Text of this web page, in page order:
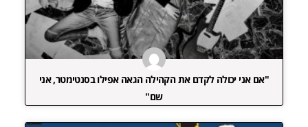
"אם אני יכולה לקדם את הקהילה הגאה אפילו בסנטימטר, אני
שם"